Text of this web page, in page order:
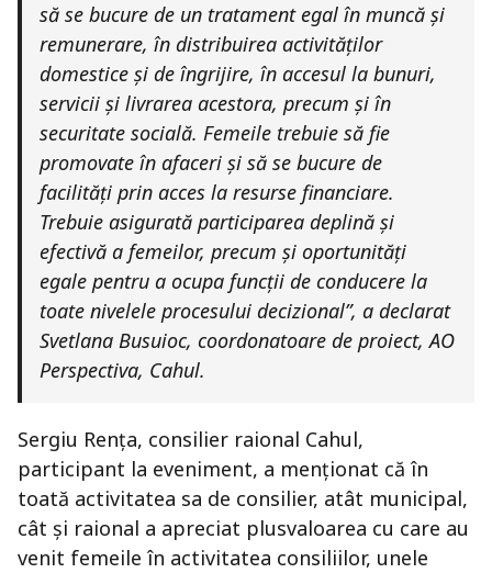
să se bucure de un tratament egal în muncă și
remunerare, în distribuirea activităților
domestice și de îngrijire, în accesul la bunuri,
servicii și livrarea acestora, precum și în
securitate socială. Femeile trebuie să fie
promovate în afaceri și să se bucure de
facilități prin acces la resurse financiare.
Trebuie asigurată participarea deplină și
efectivă a femeilor, precum și oportunități
egale pentru a ocupa funcții de conducere la
toate nivelele procesului decizional”, a declarat
Svetlana Busuioc, coordonatoare de proiect, AO
Perspectiva, Cahul.
Sergiu Rența, consilier raional Cahul,
participant la eveniment, a menționat că în
toată activitatea sa de consilier, atât municipal,
cât și raional a apreciat plusvaloarea cu care au
venit femeile în activitatea consiliilor, unele